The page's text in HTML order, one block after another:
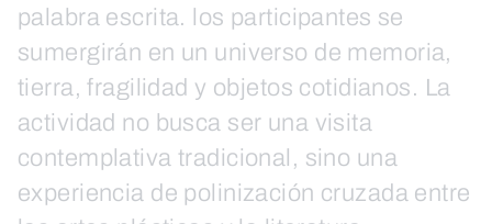
palabra escrita. los participantes se
sumergirán en un universo de memoria,
tierra, fragilidad y objetos cotidianos. La
actividad no busca ser una visita
contemplativa tradicional, sino una
experiencia de polinización cruzada entre